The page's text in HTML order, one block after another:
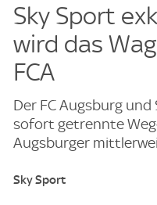
Sky Sport
wird das
FCA
Der FC Augsburg
sofort getrennte
Augsburger
Sky Sport